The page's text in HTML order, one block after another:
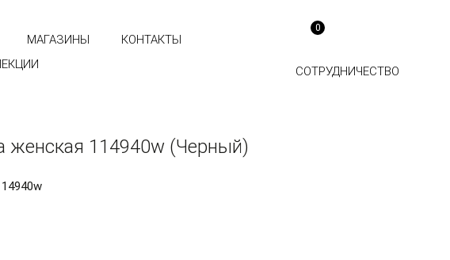
0
СОТРУДНИЧЕСТВО
МАГАЗИНЫ
КОНТАКТЫ
женская 114940w (Черный)